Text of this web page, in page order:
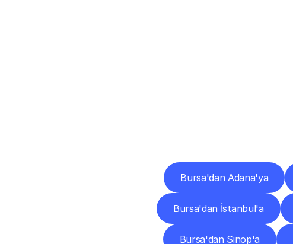
Bursa'dan Adana'ya
Bursa'dan İstanbul'a
Bursa'dan Sinop'a